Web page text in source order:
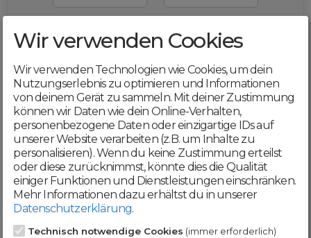
E-Mail
Mit deiner Registrierung bestätigst du,
dass du dieAGBund
Datenschutzerklärung akzeptierst
Weiter
Werde jetzt Teil der
Wir verwenden Cookies
Wir verwenden Technologien wie Cookies, um dein
Nutzungserlebnis zu optimieren und Informationen
von deinem Gerät zu sammeln. Mit deiner Zustimmung
können wir Daten wie dein Online-Verhalten,
personenbezogene Daten oder einzigartige IDs auf
unserer Website verarbeiten (z.B. um Inhalte zu
personalisieren). Wenn du keine Zustimmung erteilst
oder diese zurücknimmst, könnte dies die Qualität
einiger Funktionen und Dienstleistungen einschränken.
Mehr Informationen dazu erhältst du in unserer
Datenschutzerklärung.
Technisch notwendige Cookies (immer erforderlich)